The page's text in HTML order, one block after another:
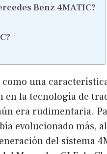
Benz 4MATIC?
una
en la tecnología de
era rudimentaria.
evolucionado más,
del sistema